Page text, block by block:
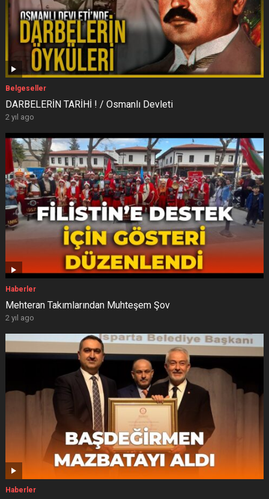
Belgeseller
DARBELERİN TARİHİ ! / Osmanlı Devleti
2 yıl ago
Haberler
Mehteran Takımlarından Muhteşem Şov
2 yıl ago
Haberler